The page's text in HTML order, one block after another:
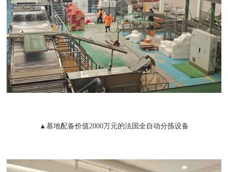
▲基地配备价值2000万元的法国全自动分拣设备